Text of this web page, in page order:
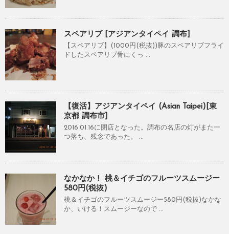
スペアリブ [アジアンタイペイ 調布]
【スペアリブ】(1000円(税抜))豚のスペアリブフライ
ドしたスペアリブ骨にくっ ...
【復活】アジアンタイペイ (Asian Taipei)[東
京都 調布市]
2016.01.16に閉店となった。調布の名店の灯がまた一
つ落ち、残念であった。 ...
なかなか！ 桃＆イチゴのフルーツスムージー
580円(税抜)
桃＆イチゴのフルーツスムージー580円(税抜)なかな
か、いける！スムージーなので ...